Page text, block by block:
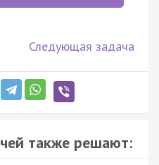
Следующая задача
также решают: